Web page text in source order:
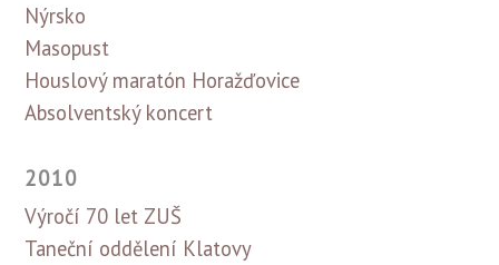
Nýrsko
Masopust
Houslový maratón Horažďovice
Absolventský koncert
2010
Výročí 70 let ZUŠ
Taneční oddělení Klatovy